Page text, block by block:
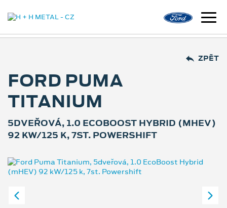
ZPĚT
FORD PUMA
TITANIUM
5DVEŘOVÁ, 1.0 ECOBOOST HYBRID (MHEV)
92 KW/125 K, 7ST. POWERSHIFT